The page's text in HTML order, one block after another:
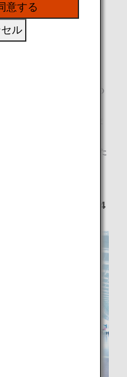
ない理由により、予告なし
ります。
着時のお出迎えの方までの
います。
いいただくことができま
にお知らせください。
、保安上1名様とさせていた
話で要予約（出発24
意する
ル